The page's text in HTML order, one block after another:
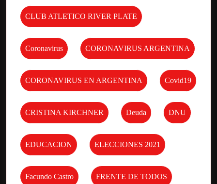
CLUB ATLETICO RIVER PLATE
Coronavirus CORONAVIRUS ARGENTINA
CORONAVIRUS EN ARGENTINA Covid19
CRISTINA KIRCHNER Deuda DNU
EDUCACION ELECCIONES 2021
Facundo Castro FRENTE DE TODOS